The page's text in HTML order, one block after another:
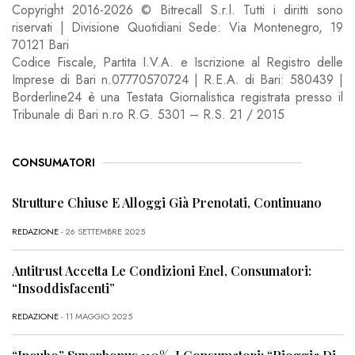
Copyright 2016-2026 © Bitrecall S.r.l. Tutti i diritti sono
riservati | Divisione Quotidiani Sede: Via Montenegro, 19
70121 Bari
Codice Fiscale, Partita I.V.A. e Iscrizione al Registro delle
Imprese di Bari n.07770570724 | R.E.A. di Bari: 580439 |
Borderline24 è una Testata Giornalistica registrata presso il
Tribunale di Bari n.ro R.G. 5301 – R.S. 21 / 2015
CONSUMATORI
Strutture Chiuse E Alloggi Già Prenotati, Continuano
REDAZIONE- 26 SETTEMBRE 2025
Antitrust Accetta Le Condizioni Enel, Consumatori:
“Insoddisfacenti”
REDAZIONE- 11 MAGGIO 2025